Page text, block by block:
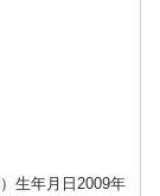
生年月日2009年